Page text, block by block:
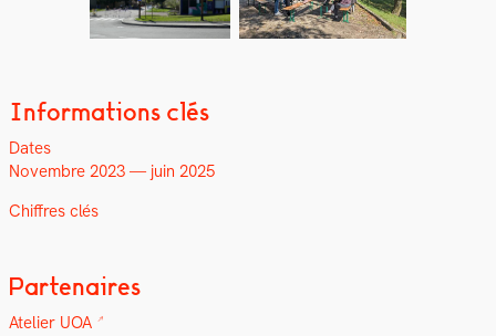
Informations clés
Dates
Novem­bre 2023 — juin 2025
Chiffres clés
Partenaires
Ate­lier UOA